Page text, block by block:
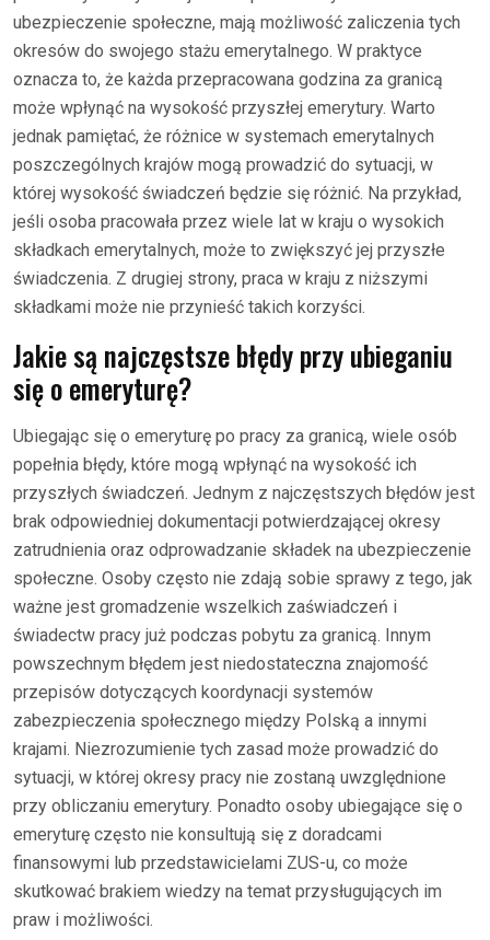
ubezpieczenie społeczne, mają możliwość zaliczenia tych
okresów do swojego stażu emerytalnego. W praktyce
oznacza to, że każda przepracowana godzina za granicą
może wpłynąć na wysokość przyszłej emerytury. Warto
jednak pamiętać, że różnice w systemach emerytalnych
poszczególnych krajów mogą prowadzić do sytuacji, w
której wysokość świadczeń będzie się różnić. Na przykład,
jeśli osoba pracowała przez wiele lat w kraju o wysokich
składkach emerytalnych, może to zwiększyć jej przyszłe
świadczenia. Z drugiej strony, praca w kraju z niższymi
składkami może nie przynieść takich korzyści.
Jakie są najczęstsze błędy przy ubieganiu
się o emeryturę?
Ubiegając się o emeryturę po pracy za granicą, wiele osób
popełnia błędy, które mogą wpłynąć na wysokość ich
przyszłych świadczeń. Jednym z najczęstszych błędów jest
brak odpowiedniej dokumentacji potwierdzającej okresy
zatrudnienia oraz odprowadzanie składek na ubezpieczenie
społeczne. Osoby często nie zdają sobie sprawy z tego, jak
ważne jest gromadzenie wszelkich zaświadczeń i
świadectw pracy już podczas pobytu za granicą. Innym
powszechnym błędem jest niedostateczna znajomość
przepisów dotyczących koordynacji systemów
zabezpieczenia społecznego między Polską a innymi
krajami. Niezrozumienie tych zasad może prowadzić do
sytuacji, w której okresy pracy nie zostaną uwzględnione
przy obliczaniu emerytury. Ponadto osoby ubiegające się o
emeryturę często nie konsultują się z doradcami
finansowymi lub przedstawicielami ZUS-u, co może
skutkować brakiem wiedzy na temat przysługujących im
praw i możliwości.